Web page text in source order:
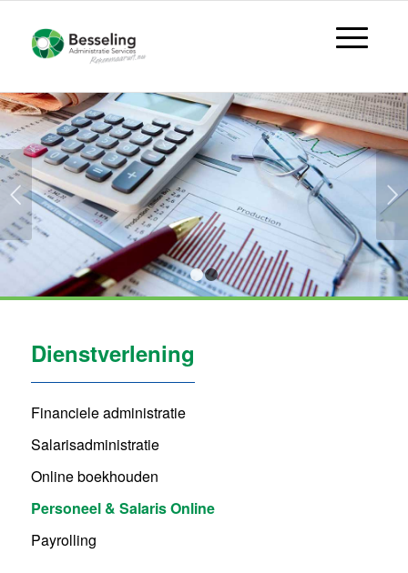
Volgende
1 2
Dienstverlening
Financiele administratie
Salarisadministratie
Online boekhouden
Personeel & Salaris Online
Payrolling